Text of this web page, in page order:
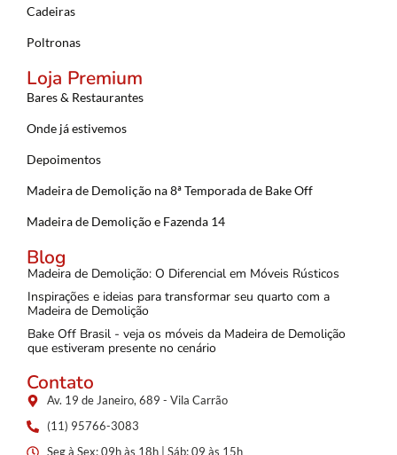
Cadeiras
Poltronas
Loja Premium
Bares & Restaurantes
Onde já estivemos
Depoimentos
Madeira de Demolição na 8ª Temporada de Bake Off
Madeira de Demolição e Fazenda 14
Blog
Madeira de Demolição: O Diferencial em Móveis Rústicos
Inspirações e ideias para transformar seu quarto com a
Madeira de Demolição
Bake Off Brasil - veja os móveis da Madeira de Demolição
que estiveram presente no cenário
Contato
Av. 19 de Janeiro, 689 - Vila Carrão
(11) 95766-3083
Seg à Sex: 09h às 18h | Sáb: 09 às 15h